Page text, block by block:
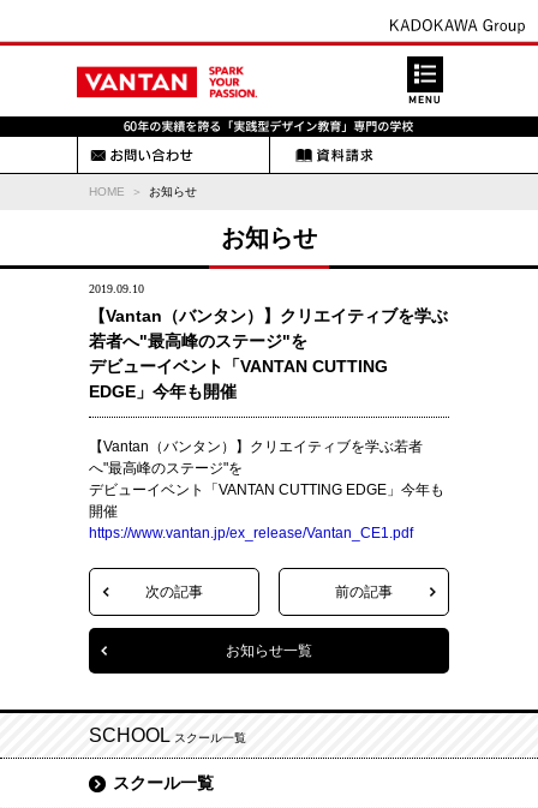
HOME お知らせ
お知らせ
2019.09.10
【Vantan（バンタン）】クリエイティブを学ぶ
若者へ"最高峰のステージ"を
デビューイベント「VANTAN CUTTING
EDGE」今年も開催
【Vantan（バンタン）】クリエイティブを学ぶ若者
へ"最高峰のステージ"を
デビューイベント「VANTAN CUTTING EDGE」今年も
開催
https://www.vantan.jp/ex_release/Vantan_CE1.pdf
次の記事 前の記事
お知らせ一覧
SCHOOL スクール一覧
スクール一覧